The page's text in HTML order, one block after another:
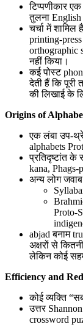
टिप्पणीकार
तुलना English
चर्चा में शामिल
printing-
orthographic
नहीं किया।
कई पोस्ट
देती हैं कि पूरी
की लिखाई के
Origins of
एक लंबा उप-
alphabets
प्रतिदृष्टांत के
kana,
अन्य लोग
abjad बनाम
अक्षरों से
लेकिन कोई
Efficiency and
कोई व्यक्ति
उत्तर
crossword